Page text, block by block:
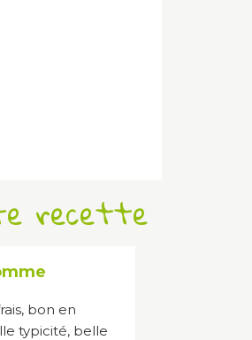
recette
bon en
typicité, belle